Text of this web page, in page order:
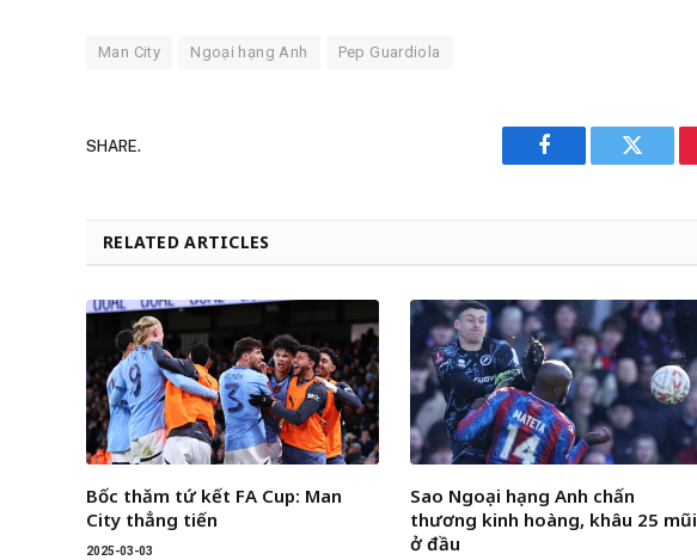
Man City Ngoại hạng Anh Pep Guardiola
SHARE.
Facebook Twitter
RELATED ARTICLES
Bốc thăm tứ kết FA Cup: Man
City thẳng tiến
2025-03-03
Sao Ngoại hạng Anh chấn
thương kinh hoàng, khâu 25 mũi
ở đầu